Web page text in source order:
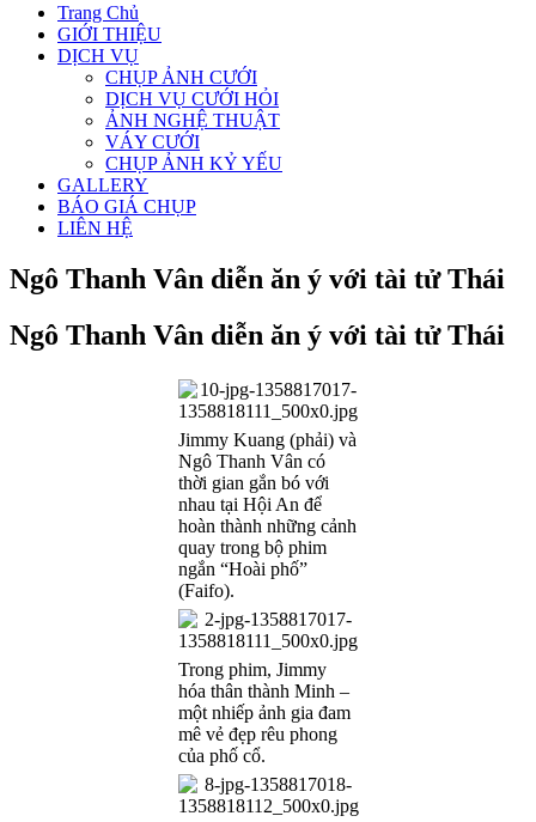
Trang Chủ
GIỚI THIỆU
DỊCH VỤ
CHỤP ẢNH CƯỚI
DỊCH VỤ CƯỚI HỎI
ẢNH NGHỆ THUẬT
VÁY CƯỚI
CHỤP ẢNH KỶ YẾU
GALLERY
BÁO GIÁ CHỤP
LIÊN HỆ
Ngô Thanh Vân diễn ăn ý với tài tử Thái
Ngô Thanh Vân diễn ăn ý với tài tử Thái
Jimmy Kuang (phải) và
Ngô Thanh Vân có
thời gian gắn bó với
nhau tại Hội An để
hoàn thành những cảnh
quay trong bộ phim
ngắn “Hoài phố”
(Faifo).
Trong phim, Jimmy
hóa thân thành Minh –
một nhiếp ảnh gia đam
mê vẻ đẹp rêu phong
của phố cổ.